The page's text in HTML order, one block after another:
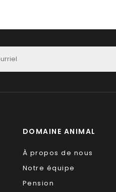
DOMAINE ANIMAL
À propos de nous
Notre équipe
Pension